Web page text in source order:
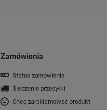
Zamówienia
Status zamówienia
Śledzenie przesyłki
Chcę zareklamować produkt